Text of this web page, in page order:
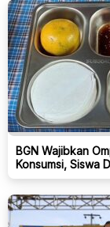
BGN Wajibkan
Konsumsi, Siswa